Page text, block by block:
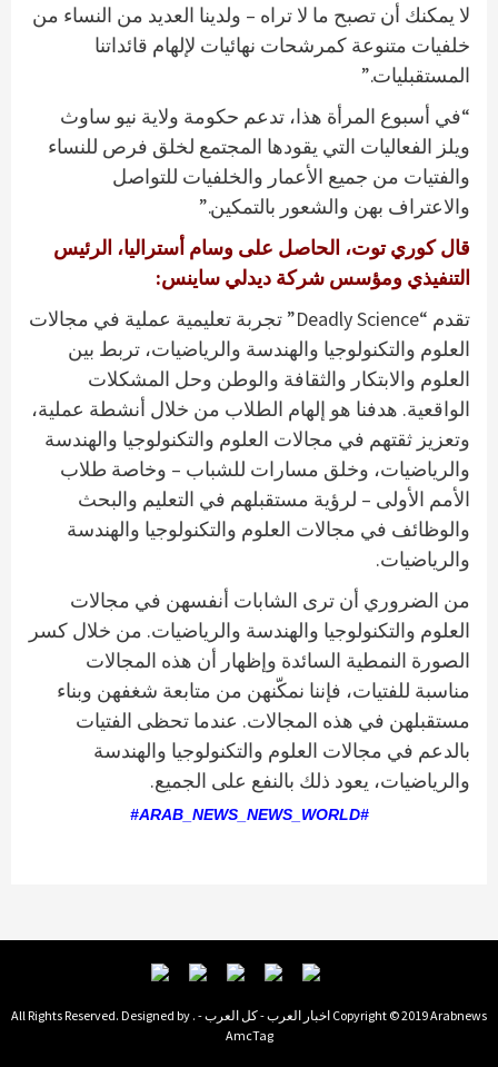
لا يمكنك أن تصبح ما لا تراه – ولدينا العديد من النساء من
خلفيات متنوعة كمرشحات نهائيات لإلهام قائداتنا
المستقبليات.”
“في أسبوع المرأة هذا، تدعم حكومة ولاية نيو ساوث
ويلز الفعاليات التي يقودها المجتمع لخلق فرص للنساء
والفتيات من جميع الأعمار والخلفيات للتواصل
والاعتراف بهن والشعور بالتمكين.”
قال كوري توت، الحاصل على وسام أستراليا، الرئيس
التنفيذي ومؤسس شركة ديدلي ساينس:
تقدم “Deadly Science” تجربة تعليمية عملية في مجالات
العلوم والتكنولوجيا والهندسة والرياضيات، تربط بين
العلوم والابتكار والثقافة والوطن وحل المشكلات
الواقعية. هدفنا هو إلهام الطلاب من خلال أنشطة عملية،
وتعزيز ثقتهم في مجالات العلوم والتكنولوجيا والهندسة
والرياضيات، وخلق مسارات للشباب – وخاصة طلاب
الأمم الأولى – لرؤية مستقبلهم في التعليم والبحث
والوظائف في مجالات العلوم والتكنولوجيا والهندسة
والرياضيات.
من الضروري أن ترى الشابات أنفسهن في مجالات
العلوم والتكنولوجيا والهندسة والرياضيات. من خلال كسر
الصورة النمطية السائدة وإظهار أن هذه المجالات
مناسبة للفتيات، فإننا نمكّنهن من متابعة شغفهن وبناء
مستقبلهن في هذه المجالات. عندما تحظى الفتيات
بالدعم في مجالات العلوم والتكنولوجيا والهندسة
والرياضيات، يعود ذلك بالنفع على الجميع.
#ARAB_NEWS_NEWS_WORLD#
Copyright © 2019 Arabnews اخبار العرب - كل العرب - . All Rights Reserved. Designed by
AmcTag